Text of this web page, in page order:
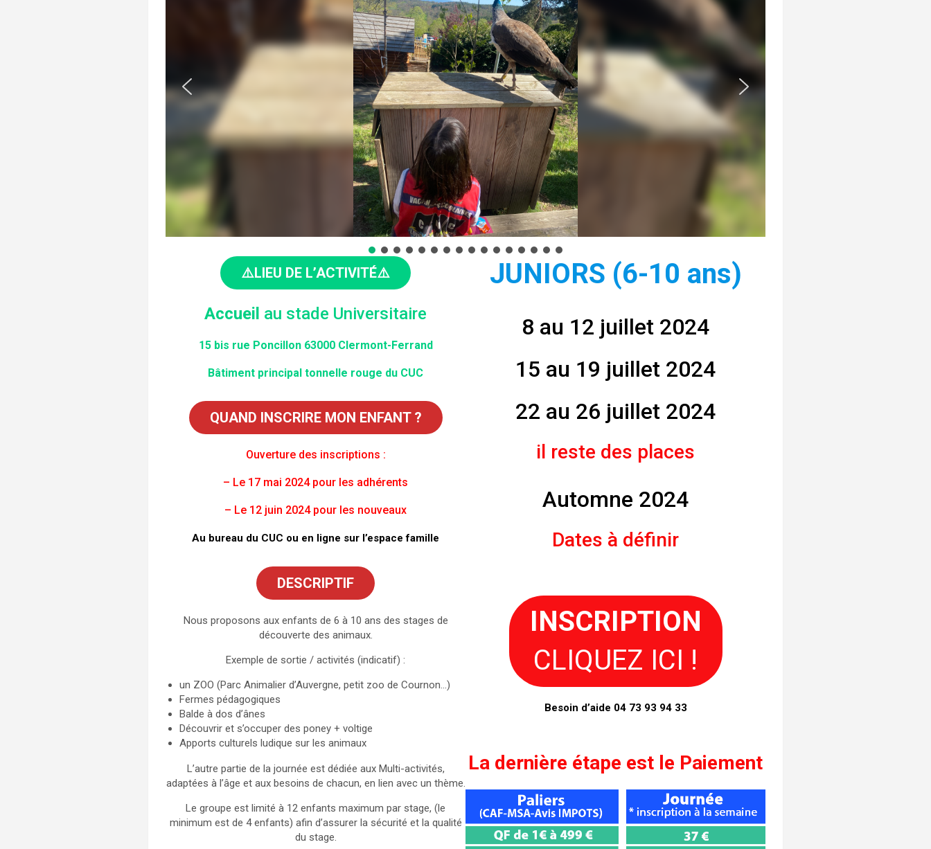
⚠️LIEU DE L’ACTIVITÉ⚠️
Accueil au stade Universitaire
15 bis rue Poncillon 63000 Clermont-Ferrand
Bâtiment principal tonnelle rouge du CUC
QUAND INSCRIRE MON ENFANT ?
Ouverture des inscriptions :
– Le 17 mai 2024 pour les adhérents
– Le 12 juin 2024 pour les nouveaux
Au bureau du CUC ou en ligne sur l’espace famille
DESCRIPTIF
Nous proposons aux enfants de 6 à 10 ans des stages de
découverte des animaux.
Exemple de sortie / activités (indicatif) :
un ZOO (Parc Animalier d’Auvergne, petit zoo de Cournon…)
Fermes pédagogiques
Balde à dos d’ânes
Découvrir et s’occuper des poney + voltige
Apports culturels ludique sur les animaux
L’autre partie de la journée est dédiée aux Multi-activités,
adaptées à l’âge et aux besoins de chacun, en lien avec un thème.
Le groupe est limité à 12 enfants maximum par stage, (le
minimum est de 4 enfants) afin d’assurer la sécurité et la qualité
du stage.
JUNIORS (6-10 ans)
8 au 12 juillet 2024
15 au 19 juillet 2024
22 au 26 juillet 2024
il reste des places
Automne 2024
Dates à définir
INSCRIPTION
CLIQUEZ ICI !
Besoin d’aide 04 73 93 94 33
La dernière étape est le Paiement